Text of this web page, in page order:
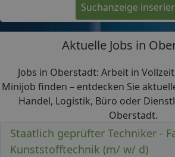
Suchanzeige
Aktuelle Jobs in
Jobs in Oberstadt: Arbeit in
Minijob finden – entdecken Sie
Handel, Logistik, Büro oder
Oberstadt.
Staatlich geprüfter Techniker -
Kunststofftechnik (m/ w/ d)